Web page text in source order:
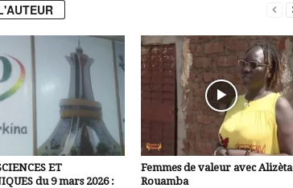
ET
du 9 mars 2026 :
Femmes de valeur avec Alizèta
Rouamba